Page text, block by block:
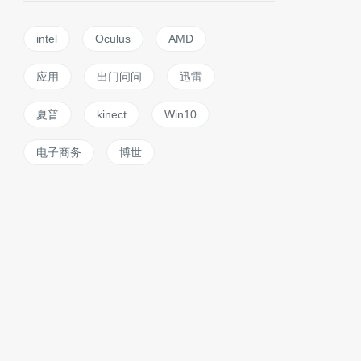
intel Oculus AMD
应用 出门问问 迅雷
夏普 kinect Win10
电子商务 博世